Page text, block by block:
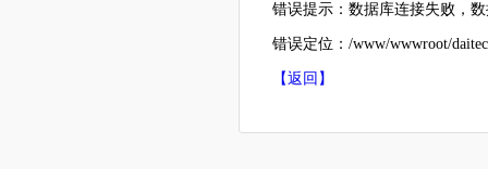
错误提示：数据库连接失败，
错误定位：/www/wwwroot/
【返回】